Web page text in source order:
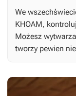
We
KHOAM,
Możesz
tworzy pewien